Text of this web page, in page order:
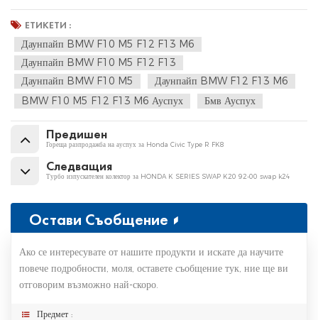
ЕТИКЕТИ :
Даунпайп BMW F10 M5 F12 F13 M6
Даунпайп BMW F10 M5 F12 F13
Даунпайп BMW F10 M5
Даунпайп BMW F12 F13 M6
BMW F10 M5 F12 F13 M6 Ауспух
Бмв Ауспух
Предишен
Гореща разпродажба на ауспух за Honda Civic Type R FK8
Следващия
Турбо изпускателен колектор за HONDA K SERIES SWAP K20 92-00 swap k24
Остави Съобщение
Ако се интересувате от нашите продукти и искате да научите
повече подробности, моля, оставете съобщение тук, ние ще ви
отговорим възможно най-скоро.
Предмет :